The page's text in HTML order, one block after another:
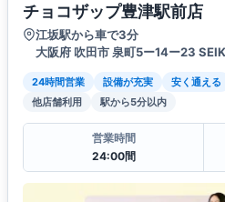
チョコザップ豊津駅前店
江坂駅から車で3分
大阪府 吹田市 泉町5ー14ー23
24時間営業 設備が充実 安く通える
他店舗利用
駅から5分以内
営業時間
24:00間